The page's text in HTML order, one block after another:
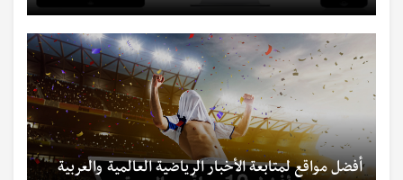
أفضل مواقع لمتابعة الأخبار الرياضية العالمية والعربية